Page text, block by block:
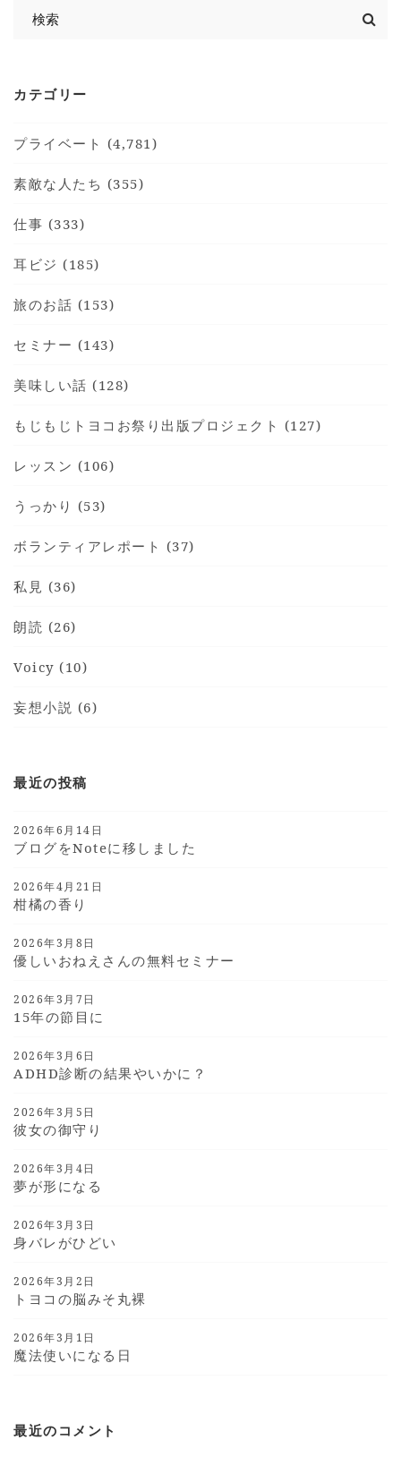
カテゴリー
プライベート (4,781)
素敵な人たち (355)
仕事 (333)
耳ビジ (185)
旅のお話 (153)
セミナー (143)
美味しい話 (128)
もじもじトヨコお祭り出版プロジェクト (127)
レッスン (106)
うっかり (53)
ボランティアレポート (37)
私見 (36)
朗読 (26)
Voicy (10)
妄想小説 (6)
最近の投稿
2026年6月14日
ブログをnoteに移しました
2026年4月21日
柑橘の香り
2026年3月8日
優しいおねえさんの無料セミナー
2026年3月7日
15年の節目に
2026年3月6日
ADHD診断の結果やいかに？
2026年3月5日
彼女の御守り
2026年3月4日
夢が形になる
2026年3月3日
身バレがひどい
2026年3月2日
トヨコの脳みそ丸裸
2026年3月1日
魔法使いになる日
最近のコメント